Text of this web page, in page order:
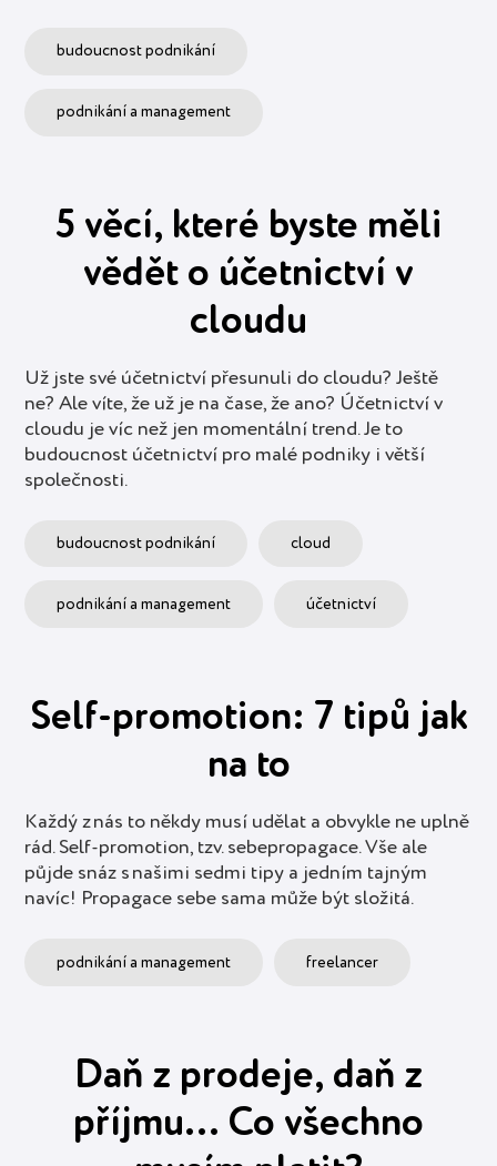
budoucnost podnikání
podnikání a management
5 věcí, které byste měli
vědět o účetnictví v
cloudu
Už jste své účetnictví přesunuli do cloudu? Ještě
ne? Ale víte, že už je na čase, že ano? Účetnictví v
cloudu je víc než jen momentální trend. Je to
budoucnost účetnictví pro malé podniky i větší
společnosti.
budoucnost podnikání cloud
podnikání a management účetnictví
Self-promotion: 7 tipů jak
na to
Každý z nás to někdy musí udělat a obvykle ne uplně
rád. Self-promotion, tzv. sebepropagace. Vše ale
půjde snáz s našimi sedmi tipy a jedním tajným
navíc! Propagace sebe sama může být složitá.
podnikání a management freelancer
Daň z prodeje, daň z
příjmu… Co všechno